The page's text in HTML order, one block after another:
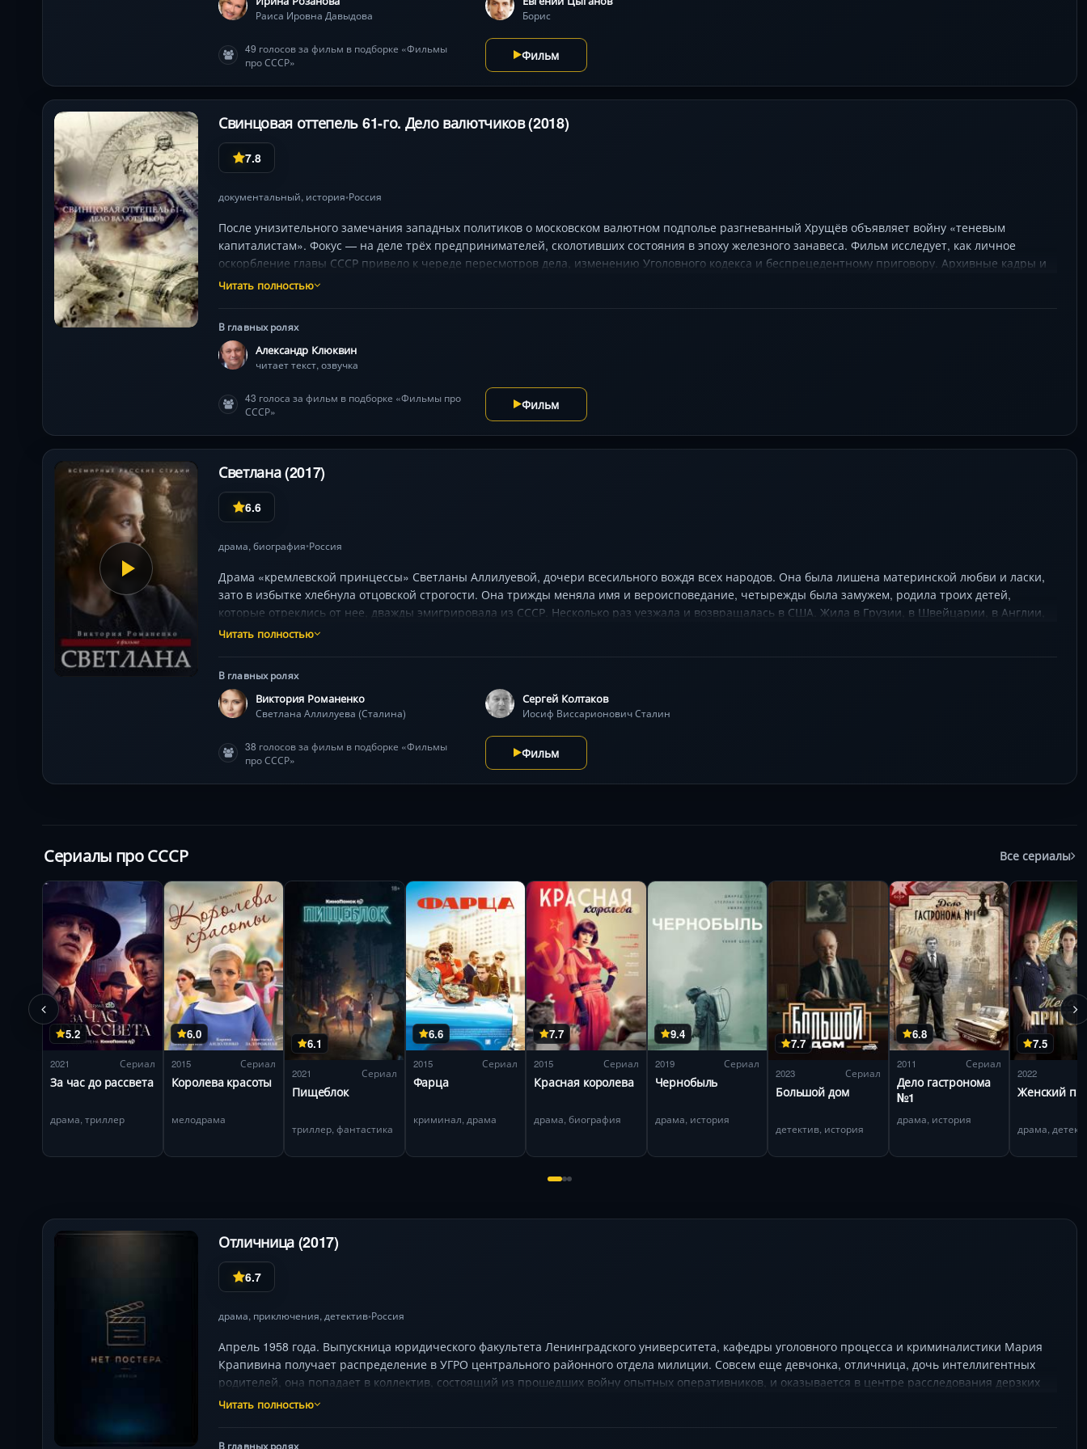
Раиса Ировна Давыдова Борис
49 голосов за фильм в подборке «Фильмы
про СССР»
Фильм
Свинцовая оттепель 61-го. Дело валютчиков (2018)
7.8
документальный, история•Россия
После унизительного замечания западных политиков о московском валютном подполье разгневанный Хрущёв объявляет войну «теневым
капиталистам». Фокус — на деле трёх предпринимателей, сколотивших состояния в эпоху железного занавеса. Фильм исследует, как личное
оскорбление главы СССР привело к череде пересмотров дела, изменению Уголовного кодекса и беспрецедентному приговору. Архивные кадры и
реконструкции погружают в мир рискованных операций, где цена свободы — миллионы, а ставка в игре с государством — сама жизнь.
Читать полностью
В главных ролях
Александр Клюквин
читает текст, озвучка
43 голоса за фильм в подборке «Фильмы про
СССР»
Фильм
Светлана (2017)
6.6
драма, биография•Россия
Драма «кремлевской принцессы» Светланы Аллилуевой, дочери всесильного вождя всех народов. Она была лишена материнской любви и ласки,
зато в избытке хлебнула отцовской строгости. Она трижды меняла имя и вероисповедание, четырежды была замужем, родила троих детей,
которые отреклись от нее, дважды эмигрировала из СССР. Несколько раз уезжала и возвращалась в США. Жила в Грузии, в Швейцарии, в Англии,
во Франции. Написала несколько книг. Но до конца жизни осталась для всех дочерью Сталина…
Читать полностью
В главных ролях
Виктория Романенко
Светлана Аллилуева (Сталина)
Сергей Колтаков
Иосиф Виссарионович Сталин
38 голосов за фильм в подборке «Фильмы
про СССР»
Фильм
Сериалы про СССР Все сериалы
5.2
2021 Сериал
За час до рассвета
драма, триллер
6.0
2015 Сериал
Королева красоты
мелодрама
6.1
2021 Сериал
Пищеблок
триллер, фантастика
6.6
2015 Сериал
Фарца
криминал, драма
7.7
2015 Сериал
Красная королева
драма, биография
9.4
2019 Сериал
Чернобыль
драма, история
7.7
2023 Сериал
Большой дом
детектив, история
6.8
2011 Сериал
Дело гастронома
№1
драма, история
7.5
2022
Женский
драма,
Отличница (2017)
6.7
драма, приключения,детектив•Россия
Апрель 1958 года. Выпускница юридического факультета Ленинградского университета, кафедры уголовного процесса и криминалистики Мария
Крапивина получает распределение в УГРО центрального районного отдела милиции. Совсем еще девчонка, отличница, дочь интеллигентных
родителей, она попадает в коллектив, состоящий из прошедших войну опытных оперативников, и оказывается в центре расследования дерзких
убийств и ограблений. Ей предстоит найти предателя среди своих, раскрыть банду, вернуть реликвии национального масштаба и встретить
Читать полностью
В главных ролях